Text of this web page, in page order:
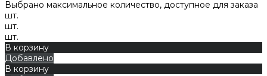
Выбрано максимальное количество, доступное для заказа
шт.
шт.
шт.
В корзину
Добавлено
В корзину